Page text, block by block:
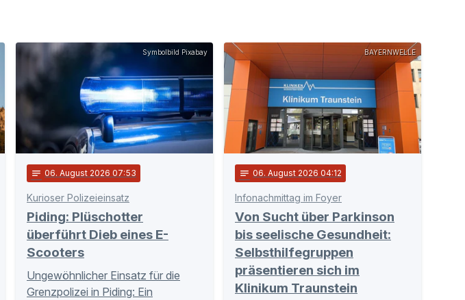
Symbolbild Pixabay
notes 06. August 2026 07:53
Kurioser Polizeieinsatz
Piding: Plüschotter
überführt Dieb eines E-
Scooters
Ungewöhnlicher Einsatz für die
Grenzpolizei in Piding: Ein
BAYERNWELLE
notes 06. August 2026 04:12
Infonachmittag im Foyer
Von Sucht über Parkinson
bis seelische Gesundheit:
Selbsthilfegruppen
präsentieren sich im
Klinikum Traunstein